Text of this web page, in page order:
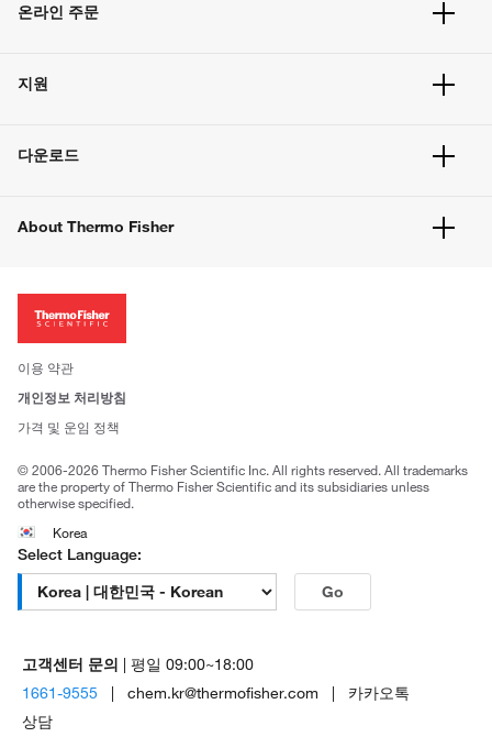
온라인 주문
주문 방법
벌크 주문
지원
고객 센터
웹사이트 개선사항
다운로드
About Thermo Fisher
투자자
사회적 책임
브랜드
이용 약관
개인정보 처리방침
가격 및 운임 정책
© 2006-2026 Thermo Fisher Scientific Inc. All rights reserved. All trademarks
are the property of Thermo Fisher Scientific and its subsidiaries unless
otherwise specified.
Korea
Select Language:
Go
고객센터 문의
| 평일 09:00~18:00
1661-9555 | chem.kr@thermofisher.com | 카카오톡
상담